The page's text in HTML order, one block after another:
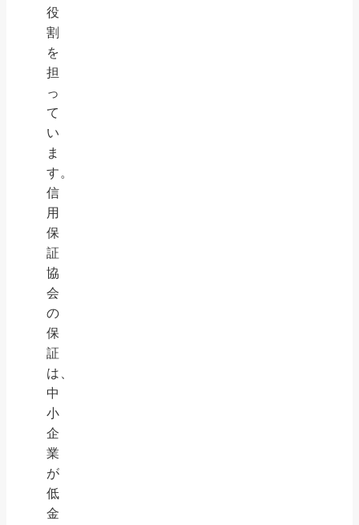
役
割
を
担
っ
て
い
ま
す。
信
用
保
証
協
会
の
保
証
は、
中
小
企
業
が
低
金